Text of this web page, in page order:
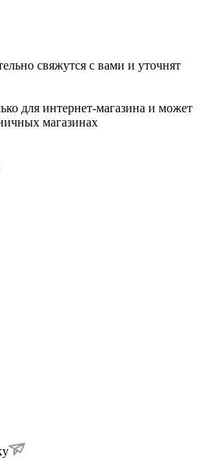
свяжутся с вами и уточнят
для интернет-магазина и может
магазинах